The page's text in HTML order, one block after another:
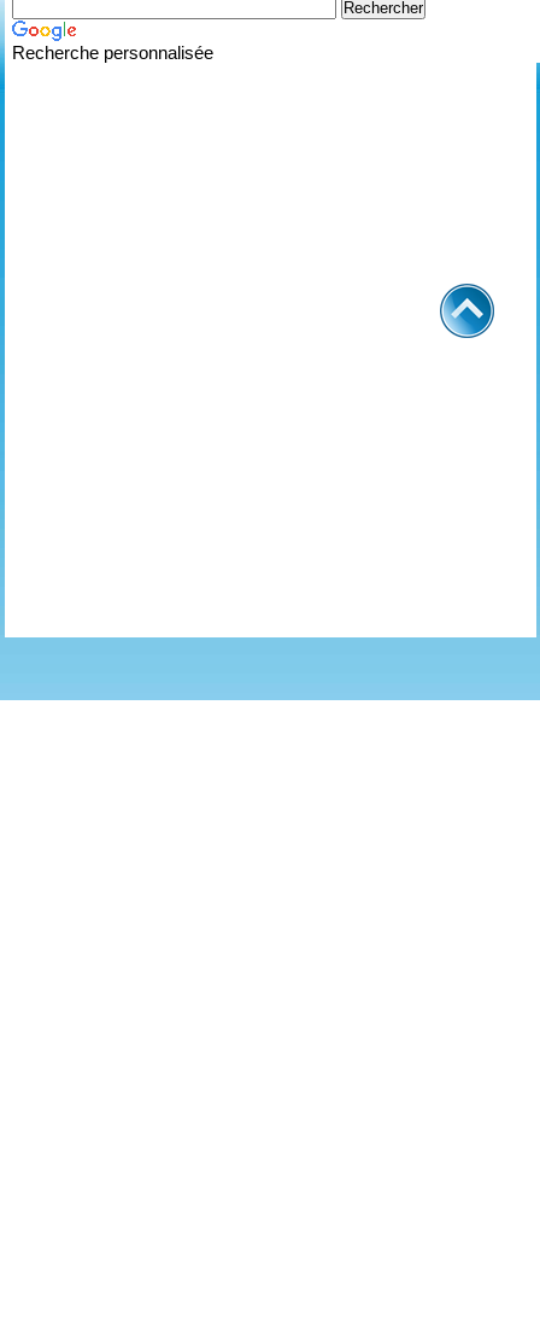
Recherche personnalisée